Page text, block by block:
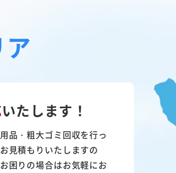
いたします！
品・粗大ゴミ回収を行っ
見積もりいたしますの
困りの場合はお気軽にお